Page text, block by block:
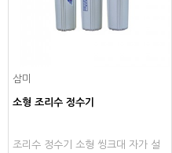
삼미
소형 조리수 정수기
조리수 정수기 소형 씽크대 자가 설